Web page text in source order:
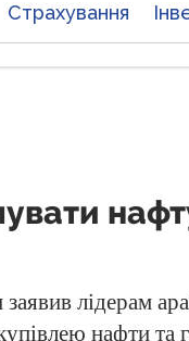
Страхування
заявив лідерам
нафти та